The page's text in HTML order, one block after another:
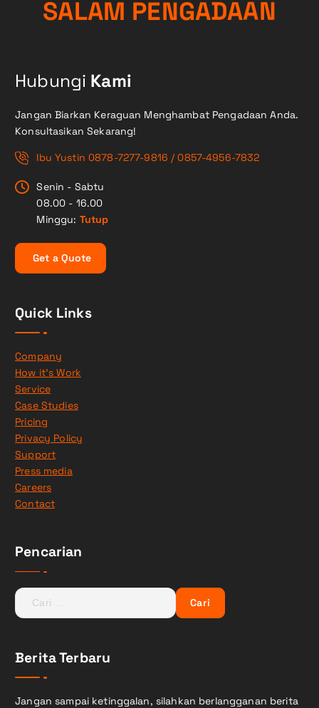
SALAM PENGADAAN
Hubungi Kami
Jangan Biarkan Keraguan Menghambat Pengadaan Anda.
Konsultasikan Sekarang!
Ibu Yustin 0878-7277-9816 / 0857-4956-7832
Senin - Sabtu
08.00 - 16.00
Minggu: Tutup
Get a Quote
Quick Links
Company
How it’s Work
Service
Case Studies
Pricing
Privacy Policy
Support
Press media
Careers
Contact
Pencarian
C
a
u
n
Berita Terbaru
Jangan sampai ketinggalan, silahkan berlangganan berita